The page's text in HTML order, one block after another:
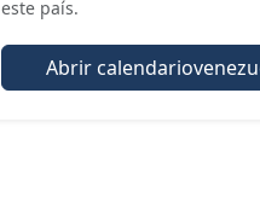
este país.
Abrir